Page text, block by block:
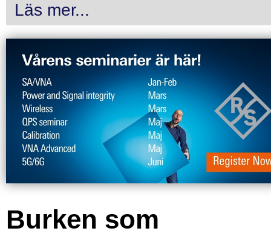
Läs mer...
Burken som